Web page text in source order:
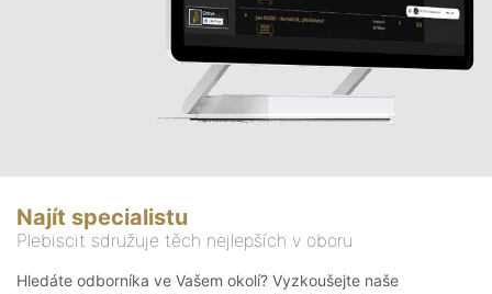
Najít specialistu
Plebiscit sdružuje těch nejlepších v oboru
Hledáte odborníka ve Vašem okolí? Vyzkoušejte naše